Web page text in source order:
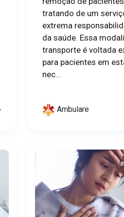
tratando de um
extrema
da saúde. Essa
transporte é voltada
para pacientes em
nec...
Ambulare